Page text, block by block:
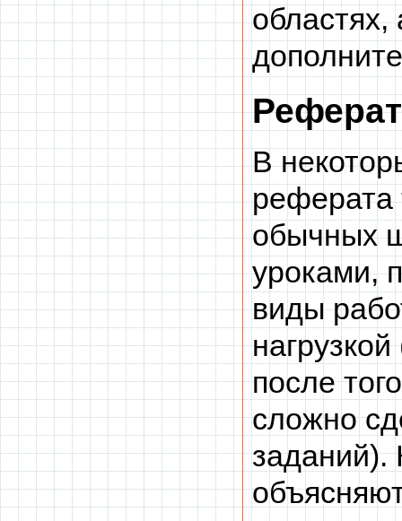
В
реферата
обычных
уроками,
виды
после
сложно
заданий).